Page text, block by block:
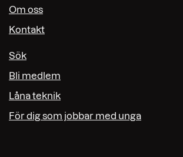
Om oss
Kontakt
Sök
Bli medlem
Låna teknik
För dig som jobbar med unga